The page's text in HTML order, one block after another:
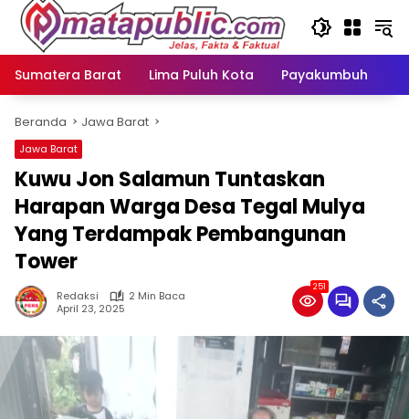
Langsung
konten
Sumatera Barat
Lima Puluh Kota Payakumbuh
Beranda Jawa Barat
Jawa Barat
Kuwu Jon Salamun Tuntaskan
Harapan Warga Desa Tegal Mulya
Yang Terdampak Pembangunan
Tower
Redaksi
2 Min Baca
April 23, 2025
251